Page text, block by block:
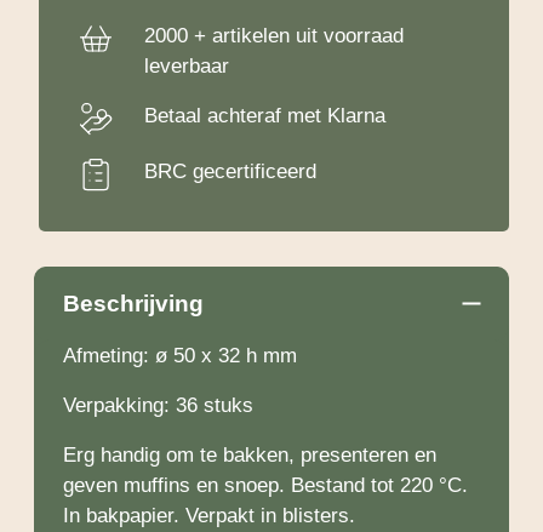
2000 + artikelen uit voorraad
leverbaar
Betaal achteraf met Klarna
BRC gecertificeerd
Beschrijving
Afmeting: ø 50 x 32 h mm
Verpakking: 36 stuks
Erg handig om te bakken, presenteren en
geven muffins en snoep. Bestand tot 220 °C.
In bakpapier. Verpakt in blisters.